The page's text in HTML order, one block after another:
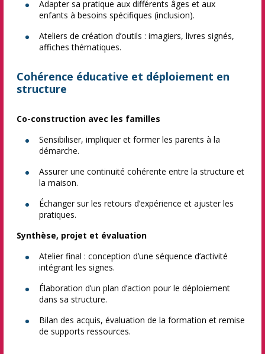
Adapter sa pratique aux différents âges et aux
enfants à besoins spécifiques (inclusion).
Ateliers de création d’outils : imagiers, livres signés,
affiches thématiques.
Cohérence éducative et déploiement en
structure
Co-construction avec les familles
Sensibiliser, impliquer et former les parents à la
démarche.
Assurer une continuité cohérente entre la structure et
la maison.
Échanger sur les retours d’expérience et ajuster les
pratiques.
Synthèse, projet et évaluation
Atelier final : conception d’une séquence d’activité
intégrant les signes.
Élaboration d’un plan d’action pour le déploiement
dans sa structure.
Bilan des acquis, évaluation de la formation et remise
de supports ressources.